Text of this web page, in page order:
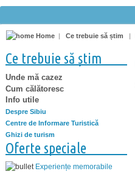
Home | Ce trebuie să știm |
Ce trebuie să știm
Unde mă cazez
Cum călătoresc
Info utile
Despre Sibiu
Centre de Informare Turistică
Ghizi de turism
Oferte speciale
Experiențe memorabile